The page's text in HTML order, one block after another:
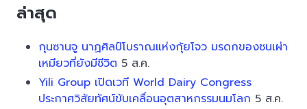
ล่าสุด
กุนซานจู นาฏศิลป์โบราณแห่งกุ้ยโจว มรดกของชนเผ่า
เหมียวที่ยังมีชีวิต 5 ส.ค.
Yili Group เปิดเวที World Dairy Congress
ประกาศวิสัยทัศน์ขับเคลื่อนอุตสาหกรรมนมโลก 5 ส.ค.